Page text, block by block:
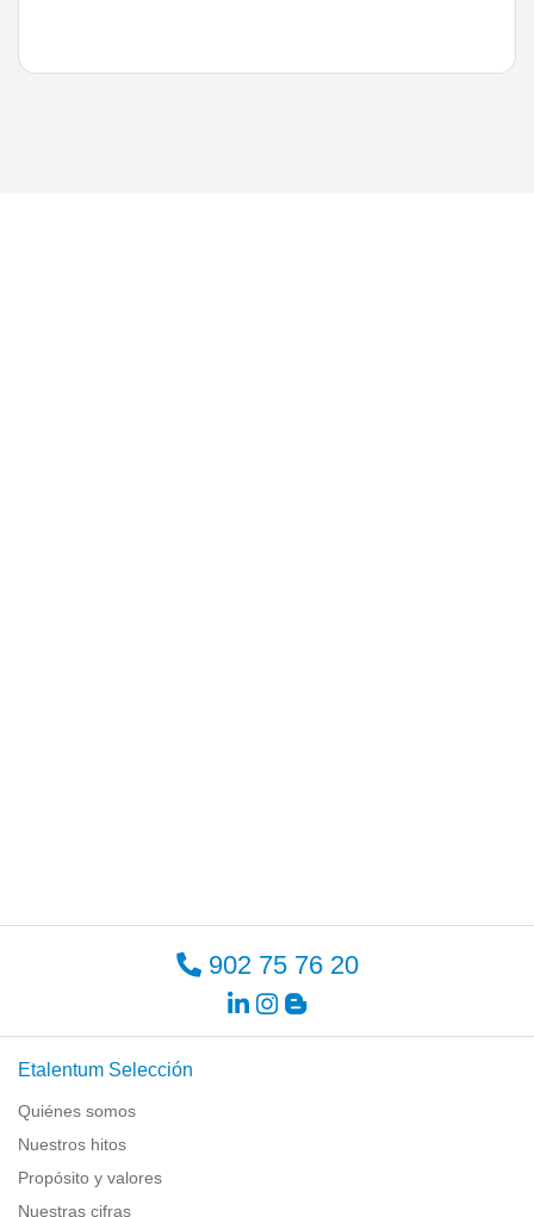
902 75 76 20
Etalentum Selección
Quiénes somos
Nuestros hitos
Propósito y valores
Nuestras cifras